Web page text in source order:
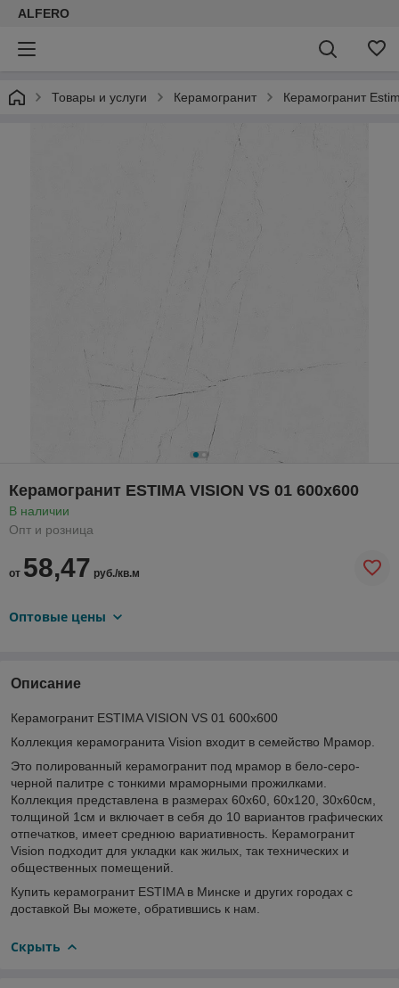
ALFERO
Товары и услуги Керамогранит Керамогранит
Керамогранит ESTIMA VISION VS 01 600х600
В наличии
Опт и розница
от 58,47 руб./кв.м
Оптовые цены
Описание
Керамогранит ESTIMA VISION VS 01 600х600
Коллекция керамогранита Vision входит в семейство Мрамор.
Это полированный керамогранит под мрамор в бело-серо-
черной палитре с тонкими мраморными прожилками.
Коллекция представлена в размерах 60х60, 60х120, 30х60см,
толщиной 1см и включает в себя до 10 вариантов графических
отпечатков, имеет среднюю вариативность. Керамогранит
Vision подходит для укладки как жилых, так технических и
общественных помещений.
Купить керамогранит ESTIMA в Минске и других городах с
доставкой Вы можете, обратившись к нам.
Скрыть